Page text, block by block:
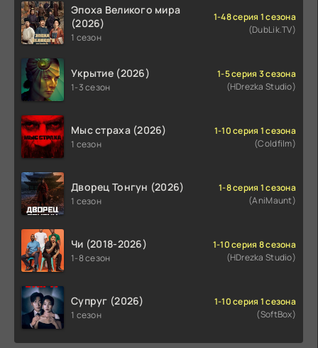
Эпоха Великого мира
(2026)
1 сезон
1-48 серия 1 сезона
(DubLik.TV)
Укрытие (2026)
1-3 сезон
1-5 серия 3 сезона
(HDrezka Studio)
Мыс страха (2026)
1 сезон
1-10 серия 1 сезона
(Coldfilm)
Дворец Тонгун (2026)
1 сезон
1-8 серия 1 сезона
(AniMaunt)
Чи (2018-2026)
1-8 сезон
1-10 серия 8 сезона
(HDrezka Studio)
Супруг (2026)
1 сезон
1-10 серия 1 сезона
(SoftBox)